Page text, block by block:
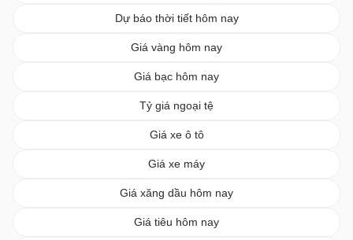
Dự báo thời tiết hôm nay
Giá vàng hôm nay
Giá bạc hôm nay
Tỷ giá ngoại tệ
Giá xe ô tô
Giá xe máy
Giá xăng dầu hôm nay
Giá tiêu hôm nay